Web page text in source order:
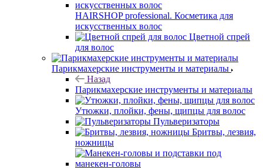
HAIRSHOP professional. Косметика для
искусственных волос
Цветной спрей
для волос
Парикмахерские инструменты и материалы
Назад
Парикмахерские инструменты и материалы
Утюжки, плойки, фены, щипцы для волос
Пульверизаторы
Бритвы, лезвия,
ножницы